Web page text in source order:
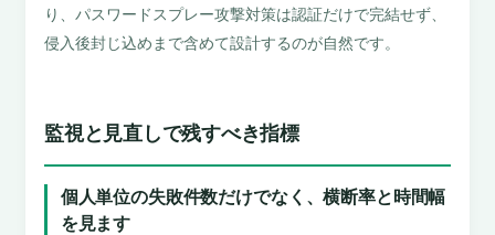
り、パスワードスプレー攻撃対策は認証だけで完結せず、
侵入後封じ込めまで含めて設計するのが自然です。
監視と見直しで残すべき指標
個人単位の失敗件数だけでなく、横断率と時間幅
を見ます